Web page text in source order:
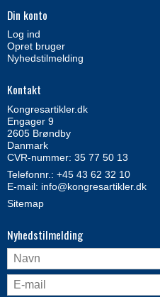
Din konto
Log ind
Opret bruger
Nyhedstilmelding
Kontakt
Kongresartikler.dk
Engager 9
2605 Brøndby
Danmark
CVR-nummer: 35 77 50 13
Telefonnr.: +45 43 62 32 10
E-mail: info@kongresartikler.dk
Sitemap
Nyhedstilmelding